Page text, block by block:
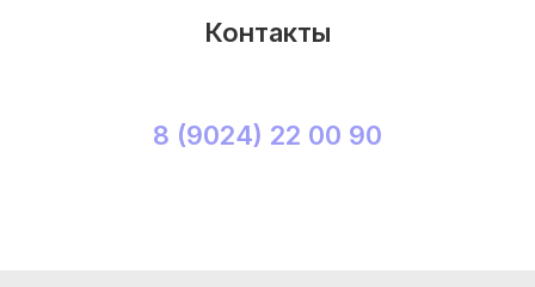
Контакты
8 (9024) 22 00 90